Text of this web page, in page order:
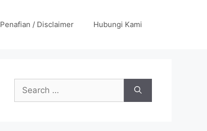
Penafian / Disclaimer Hubungi Kami
Search
for: